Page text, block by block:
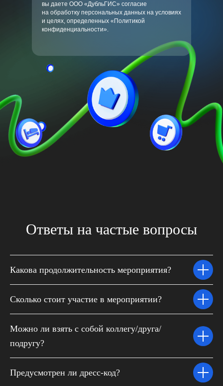
вы даете ООО «ДубльГИС» согласие
на обработку персональных данных на условиях
и целях, определенных «Политикой
конфиденциальности».
Ответы на частые вопросы
Какова продолжительность мероприятия?
Сколько стоит участие в мероприятии?
Можно ли взять с собой коллегу/друга/
подругу?
Предусмотрен ли дресс-код?